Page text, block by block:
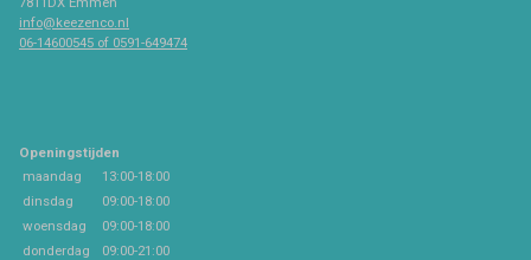
info@keezenco.nl
06-14600545 of 0591-649474
Openingstijden
maandag
13:00-18:00
dinsdag
09:00-18:00
woensdag
09:00-18:00
donderdag
09:00-21:00